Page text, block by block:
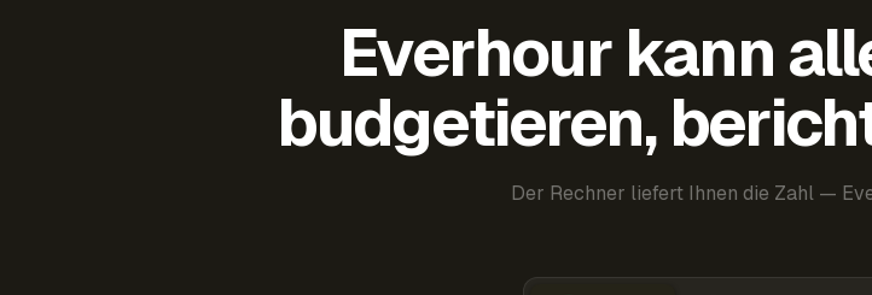
Everhour kann
budgetieren,
Der Rechner liefert Ihnen die Zahl —